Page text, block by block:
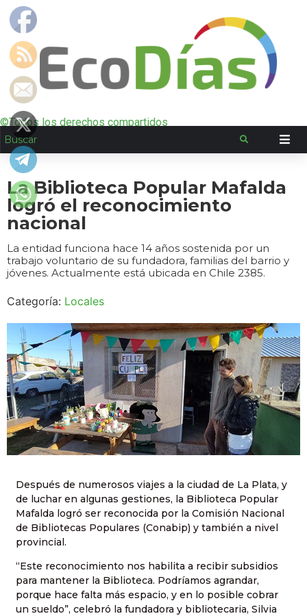
©Todos los derechos compartidos
La Biblioteca Popular Mafalda
logró el reconocimiento
nacional
La entidad funciona hace 14 años sostenida por un
trabajo voluntario de su fundadora, familias del barrio y
jóvenes. Actualmente está ubicada en Chile 2385.
Categoría: Locales
Después de numerosos viajes a la ciudad de La Plata, y
de luchar en algunas gestiones, la Biblioteca Popular
Mafalda logró ser reconocida por la Comisión Nacional
de Bibliotecas Populares (Conabip) y también a nivel
provincial.
“Este reconocimiento nos habilita a recibir subsidios
para mantener la Biblioteca. Podríamos agrandar,
porque hace falta más espacio, y en lo posible cobrar
un sueldo”, celebró la fundadora y bibliotecaria, Silvia